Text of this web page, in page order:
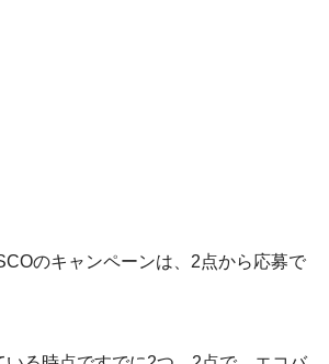
のキャンペーンは、2点から応募で